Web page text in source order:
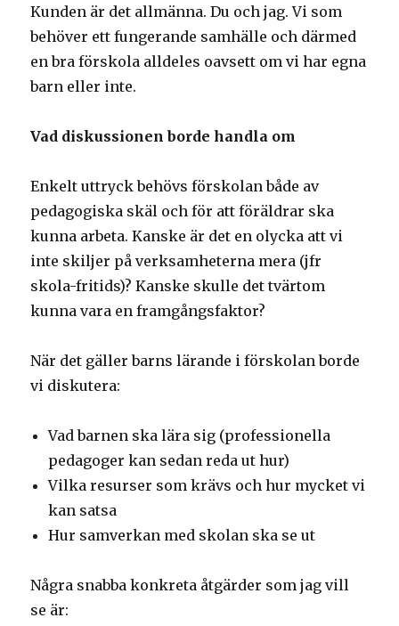
Kunden är det allmänna. Du och jag. Vi som
behöver ett fungerande samhälle och därmed
en bra förskola alldeles oavsett om vi har egna
barn eller inte.
Vad diskussionen borde handla om
Enkelt uttryck behövs förskolan både av
pedagogiska skäl och för att föräldrar ska
kunna arbeta. Kanske är det en olycka att vi
inte skiljer på verksamheterna mera (jfr
skola-fritids)? Kanske skulle det tvärtom
kunna vara en framgångsfaktor?
När det gäller barns lärande i förskolan borde
vi diskutera:
Vad barnen ska lära sig (professionella
pedagoger kan sedan reda ut hur)
Vilka resurser som krävs och hur mycket vi
kan satsa
Hur samverkan med skolan ska se ut
Några snabba konkreta åtgärder som jag vill
se är: